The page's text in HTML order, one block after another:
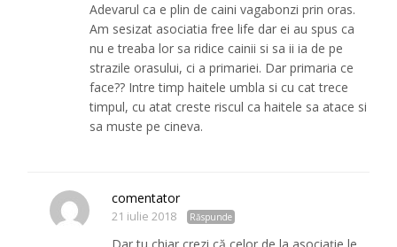
Adevarul ca e plin de caini vagabonzi prin oras.
Am sesizat asociatia free life dar ei au spus ca
nu e treaba lor sa ridice cainii si sa ii ia de pe
strazile orasului, ci a primariei. Dar primaria ce
face?? Intre timp haitele umbla si cu cat trece
timpul, cu atat creste riscul ca haitele sa atace si
sa muste pe cineva.
comentator
21 iulie 2018 Răspunde